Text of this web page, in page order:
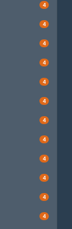
4
4
4
4
4
4
4
4
4
4
4
4